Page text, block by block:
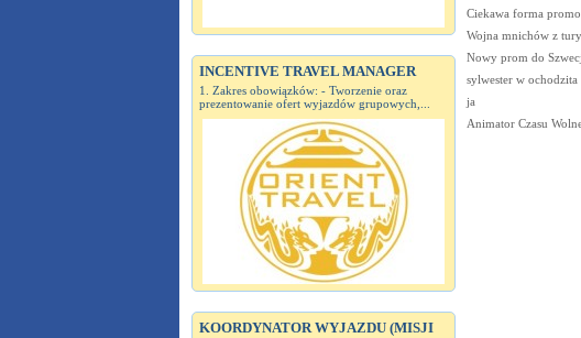
INCENTIVE TRAVEL MANAGER
1. Zakres obowiązków: - Tworzenie oraz
prezentowanie ofert wyjazdów grupowych,...
KOORDYNATOR WYJAZDU (MISJI
Ciekawa forma
Wojna mnichów z
Nowy prom do
sylwester w ochodzita
ja
Animator Czasu